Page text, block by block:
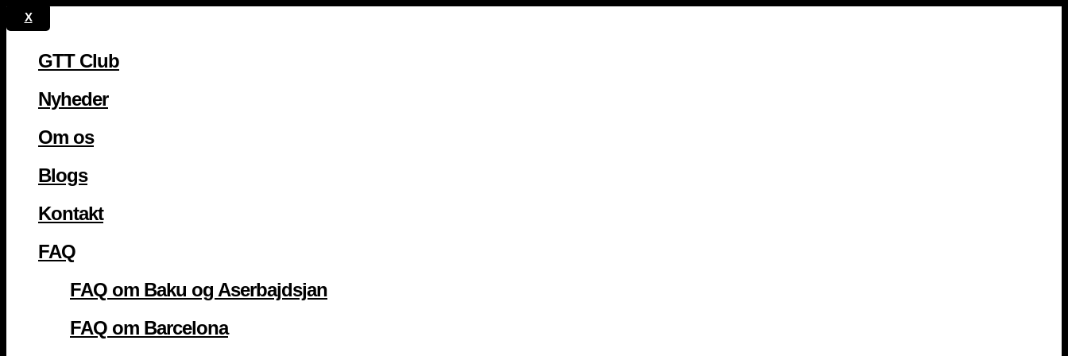
GTT Club
Nyheder
Om os
Blogs
Kontakt
FAQ
FAQ om Baku og Aserbajdsjan
FAQ om Barcelona